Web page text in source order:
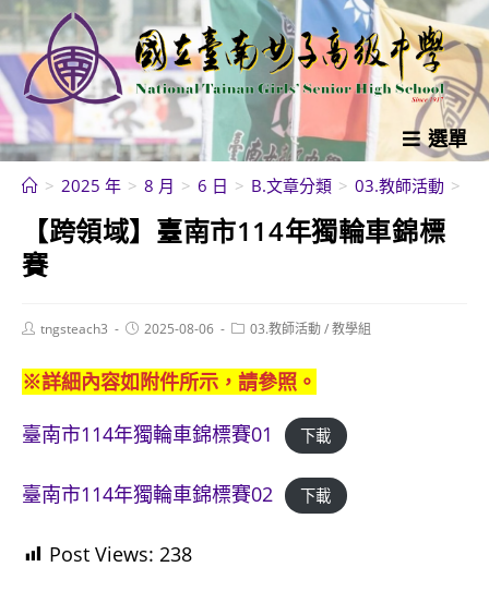
跳
轉
至
主
要
內
選單
> 2025 年 > 8 月 > 6 日 > B.文章分類 > 03.教師活動 >
【跨領域】臺南市114年獨輪車錦標
賽
Posttngsteach3
Post2025-08-06
Post03.教師活動/教學組
※詳細內容如附件所示，請參照。
臺南市114年獨輪車錦標賽01
下載
臺南市114年獨輪車錦標賽02 下載
Post Views: 238